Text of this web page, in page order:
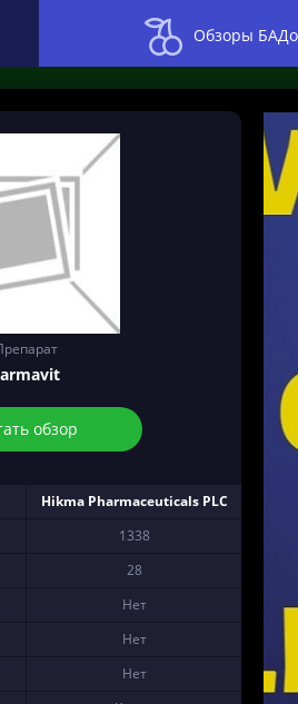
Обзоры
обзор
Hikma Pharmaceuticals PLC
1338
28
Нет
Нет
Нет